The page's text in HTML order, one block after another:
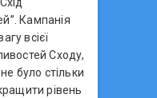
Кампанія
всієї
Сходу,
було стільки
рівень